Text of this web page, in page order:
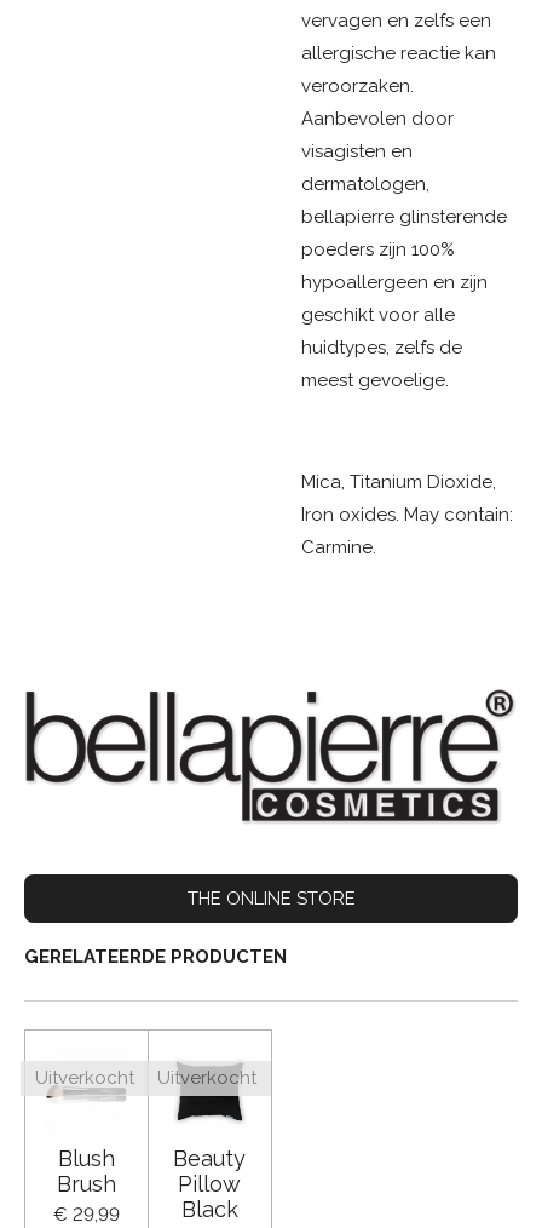
vervagen en zelfs een
allergische reactie kan
veroorzaken.
Aanbevolen door
visagisten en
dermatologen,
bellapierre glinsterende
poeders zijn 100%
hypoallergeen en zijn
geschikt voor alle
huidtypes, zelfs de
meest gevoelige.
Mica, Titanium Dioxide,
Iron oxides. May contain:
Carmine.
THE ONLINE STORE
GERELATEERDE PRODUCTEN
Uitverkocht
Blush
Brush
€ 29,99
Uitverkocht
Beauty
Pillow
Black